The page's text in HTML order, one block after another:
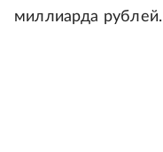
миллиарда рублей.